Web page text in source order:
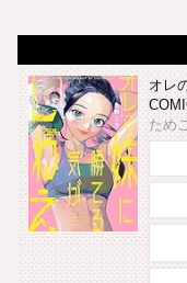
オレ
ため